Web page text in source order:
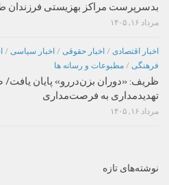
بدسرپرست مراکز بهزیستی فرزندان
مرداد ۱۶, ۱۴۰۵
اخبار اقتصادی / اخبار حقوقی / اخبار سیاسی /
فرهنگی / مطبوعات و رسانه ها
ظریف: «دوران بزن‌دررو» پایان یافت/
تهدیدمداری به فرصت‌مداری
مرداد ۱۶, ۱۴۰۵
نوشته‌های تازه